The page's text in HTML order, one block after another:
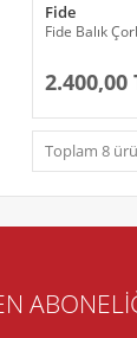
Fide
Fide Balık
2.400,00
Toplam 8